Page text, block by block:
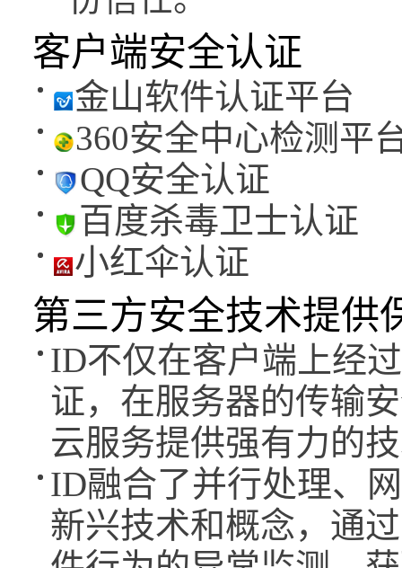
客户端安全认证
金山软件认证平台
360安全中心检测平
QQ安全认证
百度杀毒卫士认证
小红伞认证
第三方安全技术提供
ID不仅在客户端上经
证，在服务器的传输
云服务提供强有力的
ID融合了并行处理、
新兴技术和概念，通